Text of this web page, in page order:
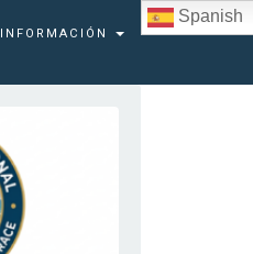
INFORMACIÓN
Spanish